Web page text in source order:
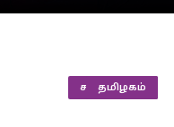
சமூக நலன்
தமிழகம்